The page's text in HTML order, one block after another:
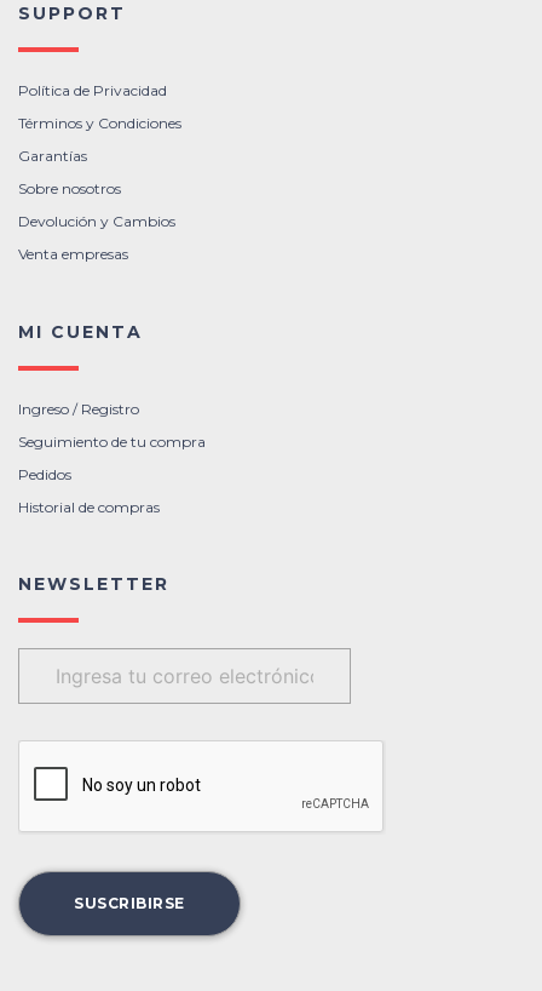
SUPPORT
Política de Privacidad
Términos y Condiciones
Garantías
Sobre nosotros
Devolución y Cambios
Venta empresas
MI CUENTA
Ingreso / Registro
Seguimiento de tu compra
Pedidos
Historial de compras
NEWSLETTER